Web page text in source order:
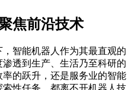
焦前沿技术
智能机器人作为其最直观的
透到生产、生活乃至科研的
的跃升，还是服务业的智能
性任务，都离不开机器人技